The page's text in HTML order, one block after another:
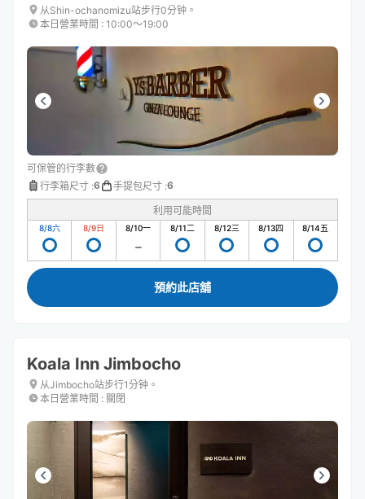
从Shin-ochanomizu站步行0分钟。
本日營業時間 : 10:00〜19:00
可保管的行李數
行李箱尺寸 :6 手提包尺寸 :6
利用可能時間
8/8六 8/9日 8/10一 8/11二 8/12三 8/13四 8/14五
預約此店舖
Koala Inn Jimbocho
从Jimbocho站步行1分钟。
本日營業時間 : 關閉